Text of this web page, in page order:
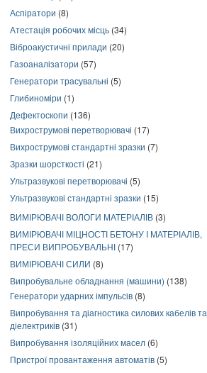
Аспіратори (8)
Атестація робочих місць (34)
Віброакустичні прилади (20)
Газоаналізатори (57)
Генератори трасувальні (5)
Глибиноміри (1)
Дефектоскопи (136)
Вихрострумові перетворювачі (17)
Вихрострумові стандартні зразки (7)
Зразки шорсткості (21)
Ультразвукові перетворювачі (5)
Ультразвукові стандартні зразки (15)
ВИМІРЮВАЧІ ВОЛОГИ МАТЕРІАЛІВ (3)
ВИМІРЮВАЧІ МІЦНОСТІ БЕТОНУ І МАТЕРІАЛІВ,
ПРЕСИ ВИПРОБУВАЛЬНІ (17)
ВИМІРЮВАЧІ СИЛИ (8)
Випробувальне обладнання (машини) (138)
Генератори ударних імпульсів (8)
Випробування та діагностика силових кабелів та
діелектриків (31)
Випробування ізоляційних масел (6)
Пристрої провантаження автоматів (5)